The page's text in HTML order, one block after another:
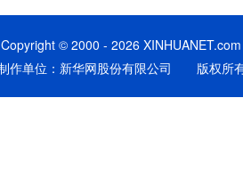
Copyright © 2000 - 2026
作单位：新华网股份有限公司 版权所